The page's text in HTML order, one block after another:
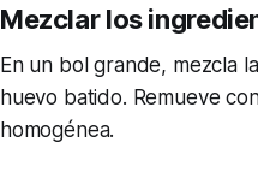
Mezclar los
En un bol grande, mezcla
huevo batido. Remueve
homogénea.